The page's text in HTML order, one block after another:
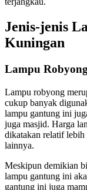
Jenis-jenis
Kuningan
Lampu Robyong
Lampu robyong
cukup banyak
lampu gantung ini
juga masjid. Harga
dikatakan relatif
lainnya.
Meskipun demikian
lampu gantung ini
gantung ini juga